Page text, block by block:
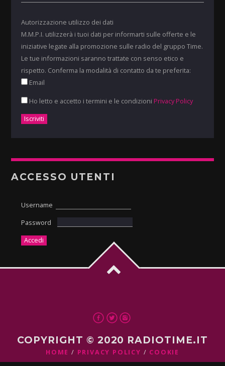
Autorizzazione utilizzo dei dati
M.M.P.I. utilizzerà i tuoi dati per informarti sulle offerte e le
iniziative legate alla promozione sulle radio del gruppo Time.
Le tue informazioni saranno trattate con senso etico e
rispetto. Conferma la modalità di contatto da te preferita:
Email
Ho letto e accetto i termini e le condizioni Privacy Policy
ACCESSO UTENTI
Username
Password
COPYRIGHT © 2020 RADIOTIME.IT
HOME PRIVACY POLICY COOKIE